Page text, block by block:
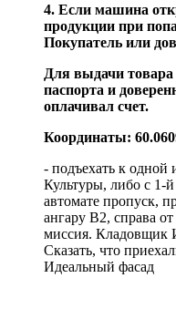
4. Если машина
продукции при
Покупатель или
Для выдачи товара
паспорта и
оплачивал счет.
Координаты:
- подъехать к одной
Культуры, либо с 1-
автомате пропуск,
ангару В2, справа
миссия. Кладовщик
Сказать, что
Идеальный фасад